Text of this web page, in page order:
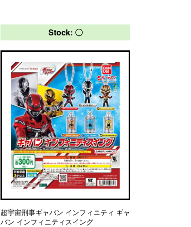
Stock: 〇
超宇宙刑事ギャバン インフィニティ ギャ
バン インフィニティスイング